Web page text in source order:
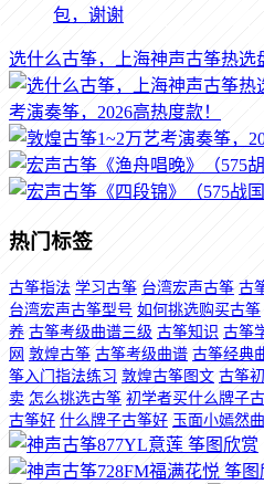
包，谢谢
选什么古筝，上海神声古筝热选
考演奏筝，2026高热度款！
热门标签
古筝指法 学习古筝 台湾宏声古筝 古
台湾宏声古筝型号 如何挑选购买古筝
养 古筝考级曲谱三级 古筝知识 古筝
网 敦煌古筝 古筝考级曲谱 古筝经典
筝入门指法练习 敦煌古筝图文 古筝
卖 怎么挑选古筝 初学者买什么牌子
古筝好 什么牌子古筝好 玉面小嫣然